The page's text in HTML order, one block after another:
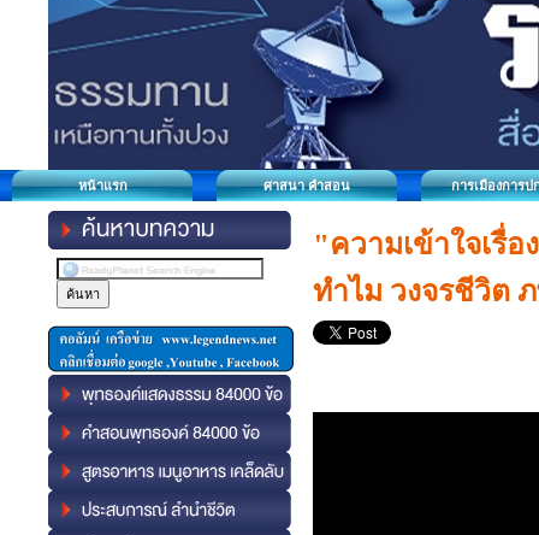
หน้าแรก ศาสนา คำสอน การเมืองการป
"ความเข้าใจเรื่
ทำไม วงจรชีวิต